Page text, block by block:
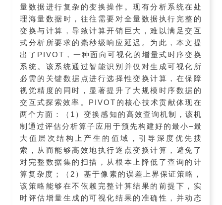
量数据进行复杂的变换操作。现有分析系统在处
理海量数据时，往往需要对全量数据执行完整的
变换与计算，导致计算开销巨大，难以满足交互
式分析所要求的毫秒级响应延迟。为此，本文提
出了PIVOT，一种面向可视化的增量式时序变换
系统。该系统通过智能识别并仅对生成可视化所
必需的关键数据点进行选择性变换计算，在保障
视觉精度的同时，显著提升了大规模时序数据的
交互式探索效率。PIVOT的核心技术贡献体现在
两个方面：（1）变换感知的高效查询机制，该机
制通过评估分析算子应用于预先构建好的最小–最
大值层次结构上产生的值域，引导深度优先搜
索，从而能够高效地执行逐点变换计算，避免了
对完整数据集的扫描，从根本上降低了查询的计
算复杂度；（2）基于像素的误差上界保证策略，
该策略能够在不依赖完整计算结果的前提下，实
时评估增量生成的可视化结果的准确性，并动态